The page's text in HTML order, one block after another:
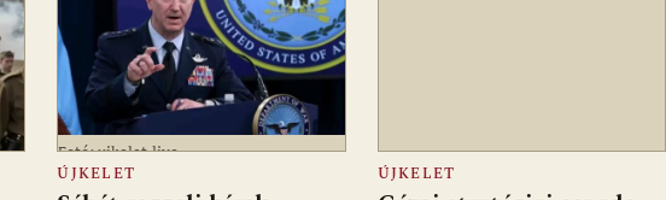
Fotó: ujkelet.live
ÚJKELET ÚJKELET